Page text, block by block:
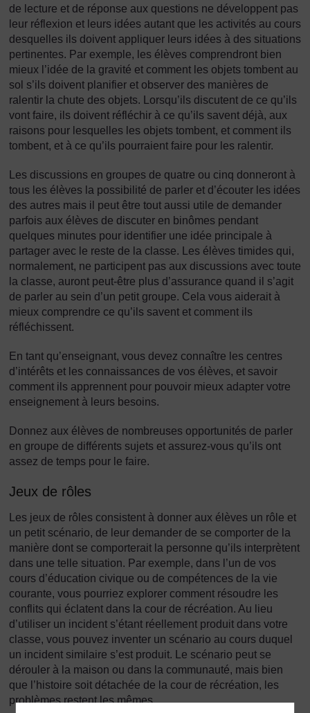
de lecture et de réponse aux questions ne développent pas
leur réflexion et leurs idées autant que les activités au cours
desquelles ils doivent appliquer leurs idées à des situations
pertinentes. Par exemple, les élèves comprendront bien
mieux l’idée de la gravité et comment les objets tombent au
sol s’ils doivent planifier et observer des manières de
ralentir la chute des objets. Lorsqu’ils discutent de ce qu’ils
vont faire, ils doivent réfléchir à ce qu’ils savent déjà, aux
raisons pour lesquelles les objets tombent, et comment ils
tombent, et à ce qu’ils pourraient faire pour les ralentir.
Les discussions en groupes de quatre ou cinq donneront à
tous les élèves la possibilité de parler et d’écouter les idées
des autres mais il peut être tout aussi utile de demander
parfois aux élèves de discuter en binômes pendant
quelques minutes pour identifier une idée principale à
partager avec le reste de la classe. Les élèves timides qui,
normalement, ne participent pas aux discussions avec toute
la classe, auront peut-être plus d’assurance quand il s’agit
de parler au sein d’un petit groupe. Cela vous aiderait à
mieux comprendre ce qu’ils savent et comment ils
réfléchissent.
En tant qu’enseignant, vous devez connaître les centres
d’intérêts et les connaissances de vos élèves, et savoir
comment ils apprennent pour pouvoir mieux adapter votre
enseignement à leurs besoins.
Donnez aux élèves de nombreuses opportunités de parler
en groupe de différents sujets et assurez-vous qu’ils ont
assez de temps pour le faire.
Jeux de rôles
Les jeux de rôles consistent à donner aux élèves un rôle et
un petit scénario, de leur demander de se comporter de la
manière dont se comporterait la personne qu’ils interprètent
dans une telle situation. Par exemple, dans l’un de vos
cours d’éducation civique ou de compétences de la vie
courante, vous pourriez explorer comment résoudre les
conflits qui éclatent dans la cour de récréation. Au lieu
d’utiliser un incident s’étant réellement produit dans votre
classe, vous pouvez inventer un scénario au cours duquel
un incident similaire s’est produit. Le scénario peut se
dérouler à la maison ou dans la communauté, mais bien
que l’histoire soit détachée de la cour de récréation, les
problèmes restent les mêmes.